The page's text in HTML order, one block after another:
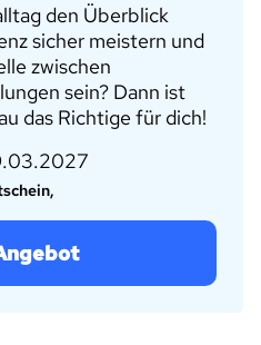
den Überblick
sicher meistern und
zwischen
sein? Dann ist
das Richtige für dich!